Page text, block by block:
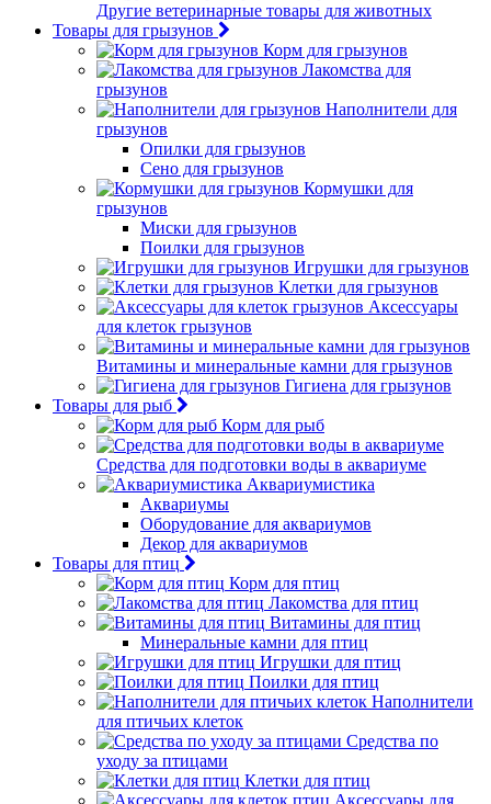
Другие ветеринарные товары для животных
Товары для грызунов
Корм для грызунов
Лакомства для
грызунов
Наполнители для
грызунов
Опилки для грызунов
Сено для грызунов
Кормушки для
грызунов
Миски для грызунов
Поилки для грызунов
Игрушки для грызунов
Клетки для грызунов
Аксессуары
для клеток грызунов
Витамины и минеральные камни для грызунов
Гигиена для грызунов
Товары для рыб
Корм для рыб
Средства для подготовки воды в аквариуме
Аквариумистика
Аквариумы
Оборудование для аквариумов
Декор для аквариумов
Товары для птиц
Корм для птиц
Лакомства для птиц
Витамины для птиц
Минеральные камни для птиц
Игрушки для птиц
Поилки для птиц
Наполнители
для птичьих клеток
Средства по
уходу за птицами
Клетки для птиц
Аксессуары для